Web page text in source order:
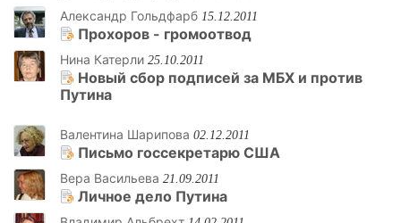
Александр Гольдфарб 15.12.2011
Прохоров - громоотвод
Нина Катерли 25.10.2011
Новый сбор подписей за МБХ и против
Путина
Валентина Шарипова 02.12.2011
Письмо госсекретарю США
Вера Васильева 21.09.2011
Личное дело Путина